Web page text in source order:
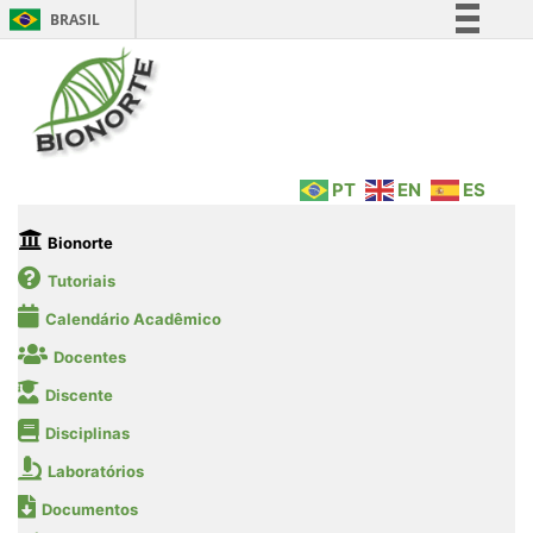
BRASIL
Legislação
PT EN ES
Bionorte
Tutoriais
Calendário Acadêmico
Docentes
Discente
Disciplinas
Laboratórios
Documentos